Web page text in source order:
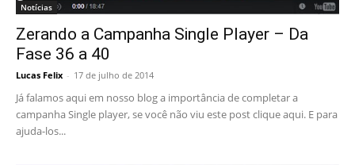
Notícias
Zerando a Campanha Single Player – Da
Fase 36 a 40
Lucas Felix - 17 de julho de 2014
Já falamos aqui em nosso blog a importância de completar a
campanha Single player, se você não viu este post clique aqui. E para
ajuda-los...